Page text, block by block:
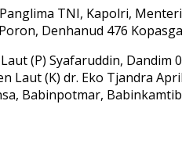
TNI, Kapolri,
Denhanud 476
(P) Syafaruddin,
(K) dr. Eko Tjandra
Babinpotmar,